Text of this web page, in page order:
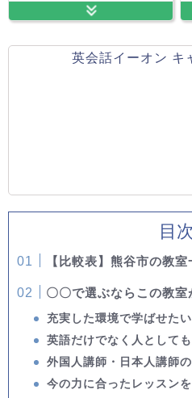
英会話イーオン キ
目次
【比較表】熊谷市の教室
〇〇で選ぶならこの教室
充実した環境で学ばせたい
英語だけでなく人として
外国人講師・日本人講師
今の力に合ったレッスン